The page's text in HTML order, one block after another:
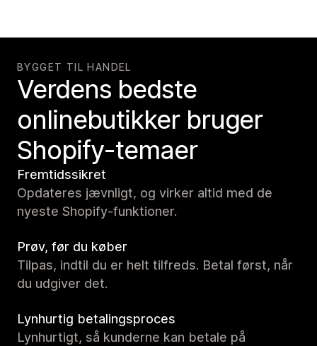
BYGGET TIL HANDEL
Verdens bedste
onlinebutikker bruger
Shopify-temaer
Fremtidssikret
Opdateres jævnligt, og virker altid med de
nyeste Shopify-funktioner.
Prøv, før du køber
Tilpas, indtil du er helt tilfreds. Betal først, når
du udgiver det.
Lynhurtig betalingsproces
Lynhurtigt, så kunderne kan betale på